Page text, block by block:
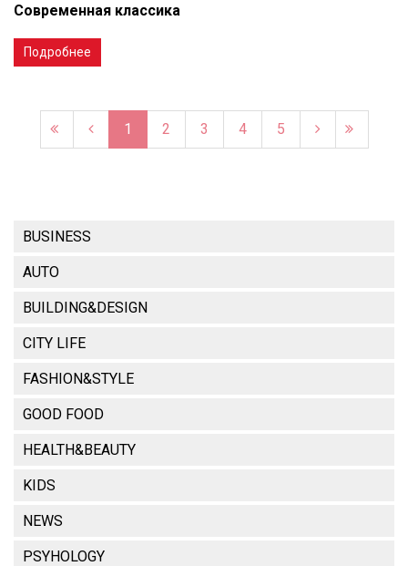
Современная классика
Подробнее
1 2 3 4 5
BUSINESS
AUTO
BUILDING&DESIGN
CITY LIFE
FASHION&STYLE
GOOD FOOD
HEALTH&BEAUTY
KIDS
NEWS
PSYHOLOGY